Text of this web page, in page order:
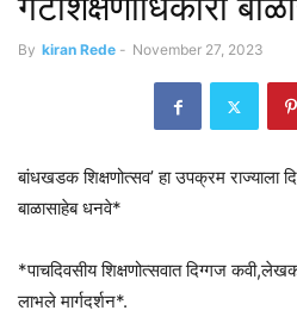
By kiran Rede - November 27, 2023
बांधखडक शिक्षणोत्सव’ हा उपक्रम राज्याला
बाळासाहेब धनवे*
*पाचदिवसीय शिक्षणोत्सवात दिग्गज
लाभले मार्गदर्शन*.